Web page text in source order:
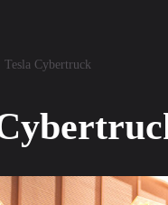
Tesla Cybertruck